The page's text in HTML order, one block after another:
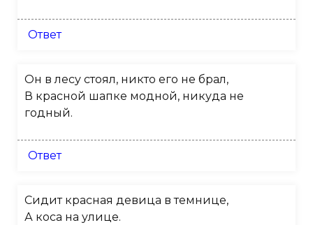
Ответ
Он в лесу стоял, никто его не брал,
В красной шапке модной, никуда не
годный.
Ответ
Сидит красная девица в темнице,
А коса на улице.